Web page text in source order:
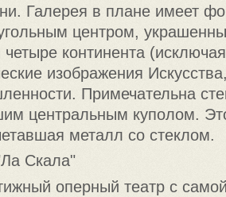
Галерея в плане имеет
центром,
континента
изображения
Примечательна
центральным куполом.
металл со стеклом.
Скала"
оперный театр с